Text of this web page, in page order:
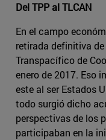
Del TPP al TLCAN
En el campo
retirada definitiva
Transpacífico de
enero de 2017. Eso
este al ser Estados
todo surgió dicho
perspectivas de los
participaban en la